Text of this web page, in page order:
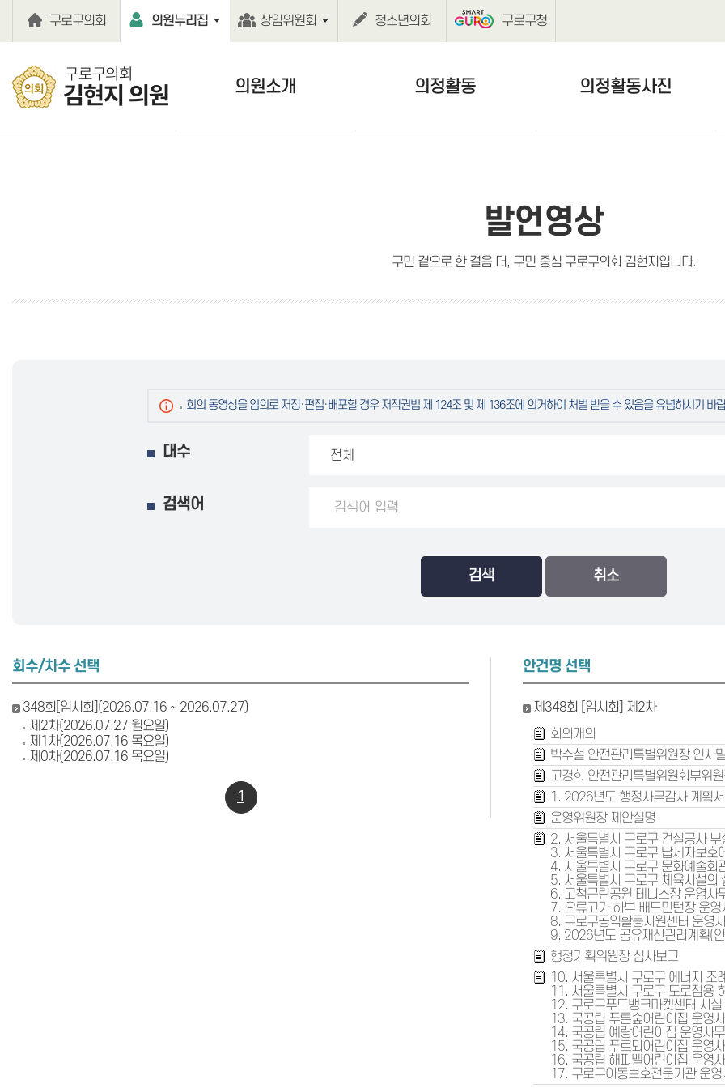
구로구의회
의원누리집 상임위원회 청소년의회 구로구청
구로구의회
김현지 의원 의원소개 의정활동 의정활동사진
발언영상
구민 곁으로 한 걸음 더, 구민 중심 구로구의회 김현지입니다.
회의 동영상을 임의로 저장·편집·배포할 경우 저작권법 제 124조 및 제 136조에 의거하여 처벌 받을 수 있음을 유념하시기 바
대수
검색어
검색
회수/차수 선택
348회[임시회](2026.07.16 ~ 2026.07.27)
제2차(2026.07.27 월요일)
제1차(2026.07.16 목요일)
제0차(2026.07.16 목요일)
1
안건명 선택
제348회 [임시회] 제2차
회의개의
박수철 안전관리특별위원장 인사
고경희 안전관리특별위원회부위
1. 2026년도 행정사무감사 계획
운영위원장 제안설명
2. 서울특별시 구로구 건설공사
3. 서울특별시 구로구 납세자보호
4. 서울특별시 구로구 문화예술회
5. 서울특별시 구로구 체육시설의
6. 고척근린공원 테니스장 운영사
7. 오류고가 하부 배드민턴장 운
8. 구로구공익활동지원센터 운영
9. 2026년도 공유재산관리계획(
행정기획위원장 심사보고
10. 서울특별시 구로구 에너지 조
11. 서울특별시 구로구 도로점용
12. 구로구푸드뱅크마켓센터 시
13. 국공립 푸른숲어린이집 운영
14. 국공립 예랑어린이집 운영사
15. 국공립 푸르뫼어린이집 운영
16. 국공립 해피벨어린이집 운영
17. 구로구아동보호전문기관 운